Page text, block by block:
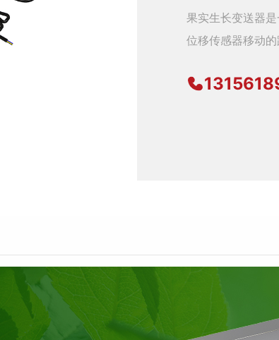
果实生长变送器
位移传感器移动